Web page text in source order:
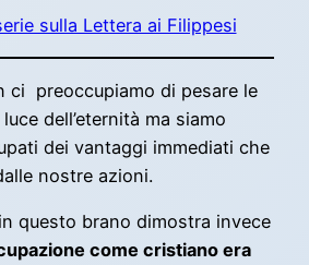
sulla Lettera ai Filippesi
ci preoccupiamo di pesare le
dell’eternità ma siamo
dei vantaggi immediati che
nostre azioni.
questo brano dimostra invece
come cristiano era